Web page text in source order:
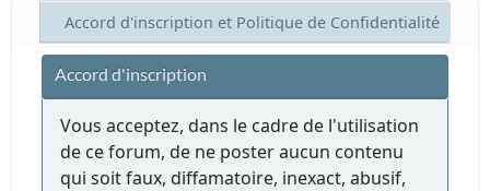
Accord d'inscription et Politique de Confidentialité
Accord d'inscription
Vous acceptez, dans le cadre de l'utilisation
de ce forum, de ne poster aucun contenu
qui soit faux, diffamatoire, inexact, abusif,